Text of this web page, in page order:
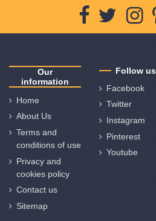
Our
information
Home
About Us
Terms and
conditions of use
Privacy and
cookies policy
Contact us
Sitemap
Follow us
Facebook
Twitter
Instagram
Pinterest
Youtube